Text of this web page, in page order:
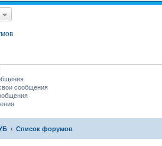
сообщения
Список форумов